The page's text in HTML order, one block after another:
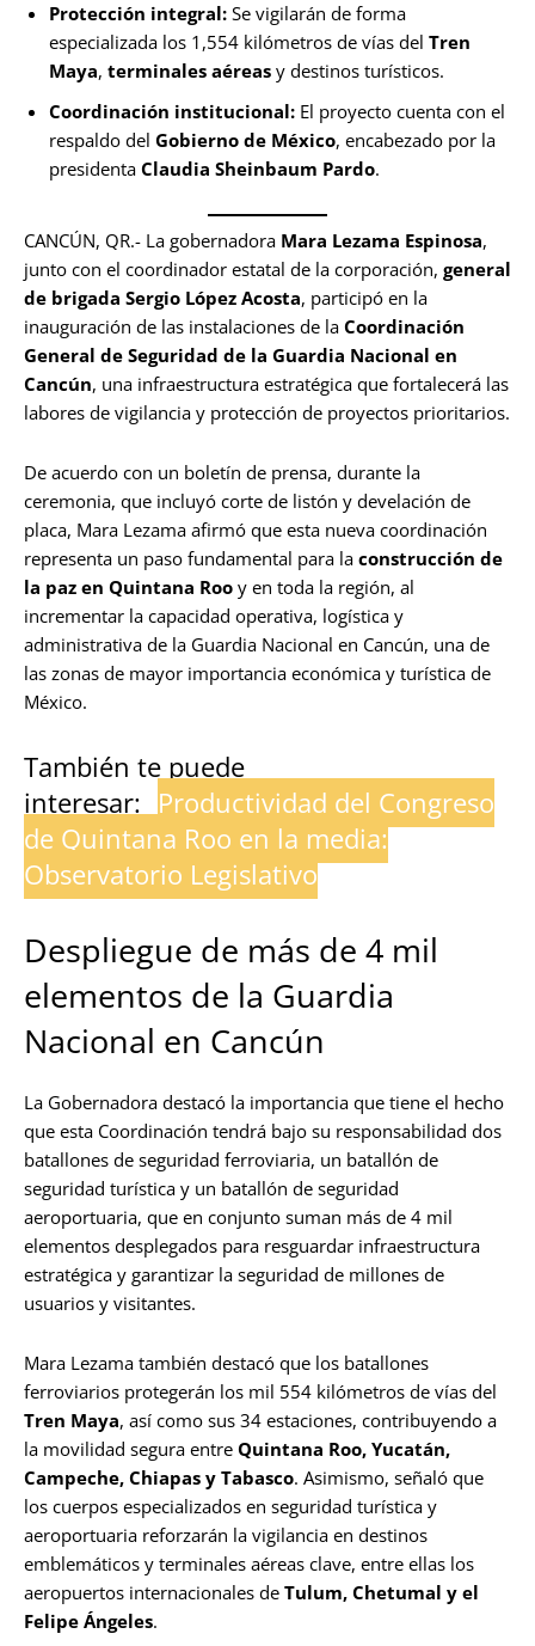
Protección integral: Se vigilarán de forma
especializada los 1,554 kilómetros de vías del Tren
Maya, terminales aéreas y destinos turísticos.
Coordinación institucional: El proyecto cuenta con el
respaldo del Gobierno de México, encabezado por la
presidenta Claudia Sheinbaum Pardo.
CANCÚN, QR.- La gobernadora Mara Lezama Espinosa,
junto con el coordinador estatal de la corporación, general
de brigada Sergio López Acosta, participó en la
inauguración de las instalaciones de la Coordinación
General de Seguridad de la Guardia Nacional en
Cancún, una infraestructura estratégica que fortalecerá las
labores de vigilancia y protección de proyectos prioritarios.
De acuerdo con un boletín de prensa, durante la
ceremonia, que incluyó corte de listón y develación de
placa, Mara Lezama afirmó que esta nueva coordinación
representa un paso fundamental para la construcción de
la paz en Quintana Roo y en toda la región, al
incrementar la capacidad operativa, logística y
administrativa de la Guardia Nacional en Cancún, una de
las zonas de mayor importancia económica y turística de
México.
También te puede
interesar: Productividad del Congreso
de Quintana Roo en la media:
Observatorio Legislativo
Despliegue de más de 4 mil
elementos de la Guardia
Nacional en Cancún
La Gobernadora destacó la importancia que tiene el hecho
que esta Coordinación tendrá bajo su responsabilidad dos
batallones de seguridad ferroviaria, un batallón de
seguridad turística y un batallón de seguridad
aeroportuaria, que en conjunto suman más de 4 mil
elementos desplegados para resguardar infraestructura
estratégica y garantizar la seguridad de millones de
usuarios y visitantes.
Mara Lezama también destacó que los batallones
ferroviarios protegerán los mil 554 kilómetros de vías del
Tren Maya, así como sus 34 estaciones, contribuyendo a
la movilidad segura entre Quintana Roo, Yucatán,
Campeche, Chiapas y Tabasco. Asimismo, señaló que
los cuerpos especializados en seguridad turística y
aeroportuaria reforzarán la vigilancia en destinos
emblemáticos y terminales aéreas clave, entre ellas los
aeropuertos internacionales de Tulum, Chetumal y el
Felipe Ángeles.